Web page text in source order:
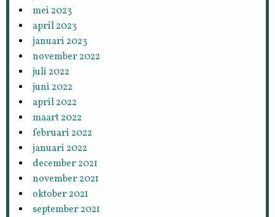
mei 2023
april 2023
januari 2023
november 2022
juli 2022
juni 2022
april 2022
maart 2022
februari 2022
januari 2022
december 2021
november 2021
oktober 2021
september 2021